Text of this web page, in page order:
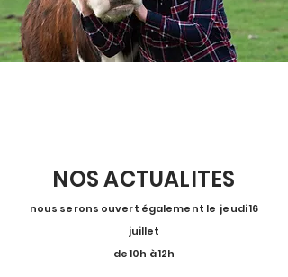
NOS ACTUALITES
nous serons ouvert également le jeudi 16
juillet
de 10h à 12h